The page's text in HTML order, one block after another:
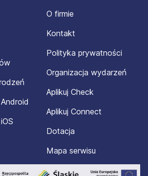
O firmie
Kontakt
Polityka prywatności
Organizacja wydarzeń
Aplikuj Check
Aplikuj Connect
Dotacja
Mapa serwisu